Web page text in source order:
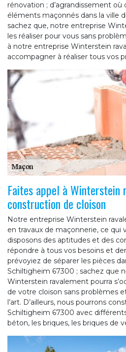
rénovation ; d’agrandissement où
éléments maçonnés dans la ville
sachez que, notre entreprise
les réaliser pour vous sans
à notre entreprise Winterstein
accompagner à réaliser tous vos
Faites appel à Winterstein
construction de cloison
Notre entreprise Winterstein
en travaux de maçonnerie, ce qui
disposons des aptitudes et des
répondre à tous vos besoins et
prévoyiez de séparer les pièces
Schiltigheim 67300 ; sachez que
Winterstein ravalement pourra
de votre cloison sans problèmes
l’art. D’ailleurs, nous pourrons
Schiltigheim 67300 avec
béton, les briques, les briques de